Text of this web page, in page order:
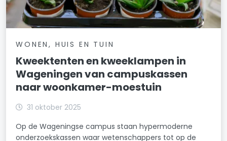
WONEN, HUIS EN TUIN
Kweektenten en kweeklampen in
Wageningen van campuskassen
naar woonkamer-moestuin
31 oktober 2025
Op de Wageningse campus staan hypermoderne
onderzoekskassen waar wetenschappers tot op de